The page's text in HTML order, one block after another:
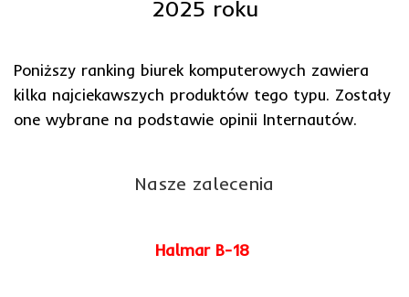
2025 roku
Poniższy ranking biurek komputerowych zawiera
kilka najciekawszych produktów tego typu. Zostały
one wybrane na podstawie opinii Internautów.
Nasze zalecenia
Halmar B-18